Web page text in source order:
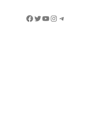
Facebook
Twitter
YouTube
Instagram
Telegram